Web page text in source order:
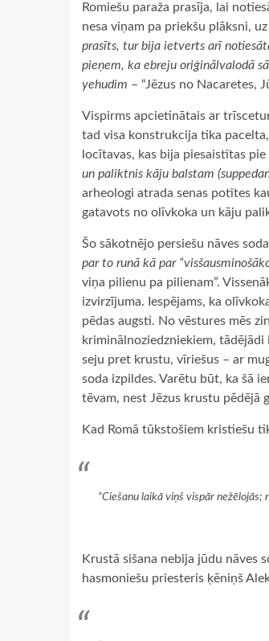
Romiešu paraža prasīja, lai
nesa viņam pa priekšu plāksni,
prasīts, tur bija ietverts arī
pieņem, ka ebreju oriģinālvalodā
yehudim – “Jēzus no Nacaretes,
Vispirms apcietinātais ar
tad visa konstrukcija tika
locītavas, kas bija piesaistītas
un paliktnis kāju balstam
arheologi atrada senas potītes
gatavots no olīvkoka un kāju
Šo sākotnējo persiešu nāves
par to runā kā par
viņa pilienu pa pilienam”.
izvirzījuma. Iespējams, ka
pēdas augsti. No vēstures mēs
kriminālnoziedzniekiem,
seju pret krustu, vīriešus – ar
soda izpildes. Varētu būt, ka šā
tēvam, nest Jēzus krustu pēdējā
Kad Romā tūkstošiem kristiešu
“Ciešanu laikā viņš vispār
Krustā sišana nebija jūdu nāves
hasmoniešu priesteris ķēniņš